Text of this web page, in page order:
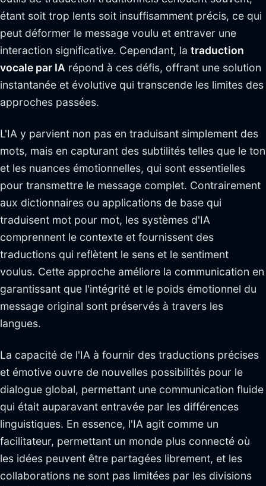
étant soit trop lents soit insuffisamment précis, ce qui
peut déformer le message voulu et entraver une
interaction significative. Cependant, la traduction
vocale par IA répond à ces défis, offrant une solution
instantanée et évolutive qui transcende les limites des
approches passées.
L'IA y parvient non pas en traduisant simplement des
mots, mais en capturant des subtilités telles que le ton
et les nuances émotionnelles, qui sont essentielles
pour transmettre le message complet. Contrairement
aux dictionnaires ou applications de base qui
traduisent mot pour mot, les systèmes d'IA
comprennent le contexte et fournissent des
traductions qui reflètent le sens et le sentiment
voulus. Cette approche améliore la communication en
garantissant que l'intégrité et le poids émotionnel du
message original sont préservés à travers les
langues.
La capacité de l'IA à fournir des traductions précises
et émotive ouvre de nouvelles possibilités pour le
dialogue global, permettant une communication fluide
qui était auparavant entravée par les différences
linguistiques. En essence, l'IA agit comme un
facilitateur, permettant un monde plus connecté où
les idées peuvent être partagées librement, et les
collaborations ne sont pas limitées par les divisions